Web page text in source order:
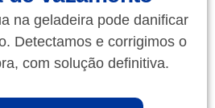
na geladeira pode danificar
Detectamos e corrigimos o
com solução definitiva.